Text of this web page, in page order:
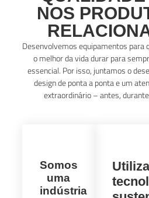
NOS
Desenvolvemos equipamentos para
o melhor da vida durar para
essencial. Por isso, juntamos o
design de ponta a ponta e um
extraordinário – antes,
Somos
uma
indústria